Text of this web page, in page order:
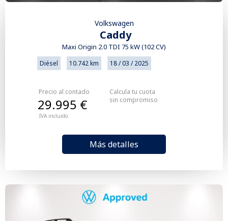
Volkswagen
Caddy
Maxi Origin 2.0 TDI 75 kW (102 CV)
Diésel 10.742 km 18 / 03 / 2025
Precio al contado
IVA incluido
29.995 €
Más detalles
Calcula tu cuota
sin compromiso